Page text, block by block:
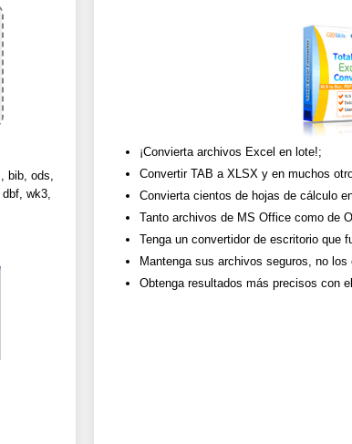
bib, ods,
wk3,
¡Convierta archivos Excel en lote!;
Convertir TAB a XLSX y en muchos
Convierta cientos de hojas de cálculo
Tanto archivos de MS Office como de
Tenga un convertidor de escritorio que
Mantenga sus archivos seguros, no los
Obtenga resultados más precisos con